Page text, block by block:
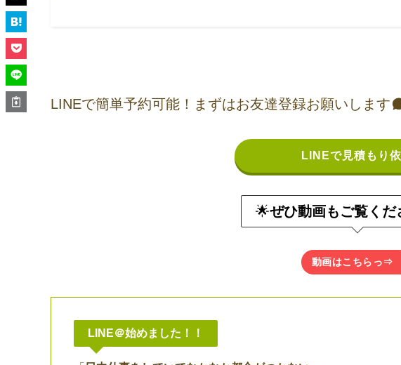
LINEで簡単予約可能！まずはお友達登録お願いします
LINEで見積もり
🌟ぜひ動画もご覧くだ
動画はこちらっ⇒
LINE＠始めました！！